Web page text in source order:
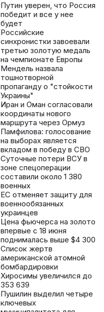
Путин уверен, что Россия
победит и все у нее
будет
Российские
синхронистки завоевали
третью золотую медаль
на чемпионате Европы
Мендель назвала
тошнотворной
пропаганду о "стойкости
Украины"
Иран и Оман согласовали
координаты нового
маршрута через Ормуз
Памфилова: голосование
на выборах является
вкладом в победу в СВО
Суточные потери ВСУ в
зоне спецоперации
составили около 1 380
военных
ЕС отменяет защиту для
военнообязанных
украинцев
Цена фьючерса на золото
впервые с 18 июня
поднималась выше $4 300
Список жертв
американской атомной
бомбардировки
Хиросимы увеличился до
353 639
Пушилин выделил четыре
ключевых